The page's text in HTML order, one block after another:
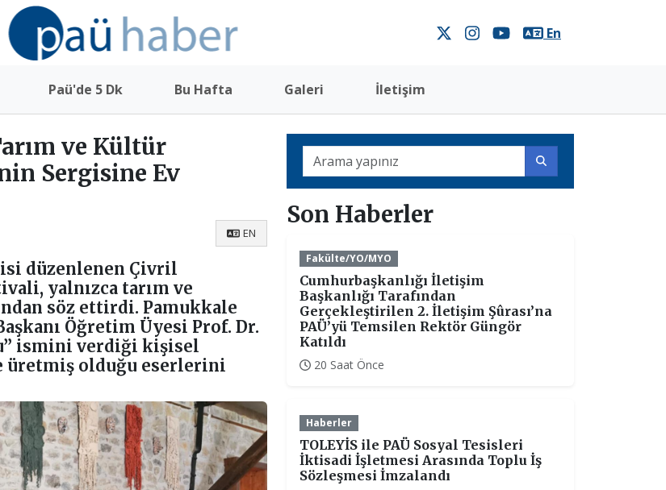
En
Paü'de 5 Dk Bu Hafta Galeri İletişim
ve Kültür
Sergisine Ev
EN
düzenlenen Çivril
yalnızca tarım ve
söz ettirdi. Pamukkale
Öğretim Üyesi Prof. Dr.
ismini verdiği kişisel
üretmiş olduğu eserlerini
Son Haberler
Fakülte/YO/MYO
Cumhurbaşkanlığı İletişim
Başkanlığı Tarafından
Gerçekleştirilen 2. İletişim Şûrası’na
PAÜ’yü Temsilen Rektör Güngör
Katıldı
20 Saat Önce
Haberler
TOLEYİS ile PAÜ Sosyal Tesisleri
İktisadi İşletmesi Arasında Toplu İş
Sözleşmesi İmzalandı